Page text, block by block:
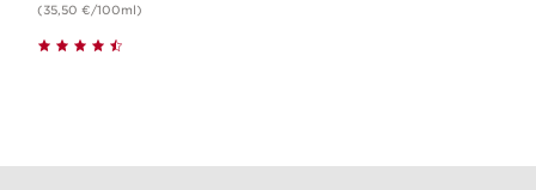
(35,50 €/100ml)